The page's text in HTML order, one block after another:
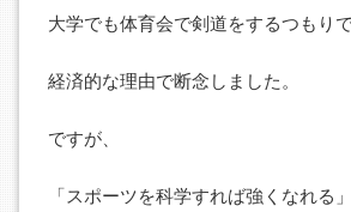
大学でも体育会で剣道をするつもり
経済的な理由で断念しました。
ですが、
「スポーツを科学すれば強くなれる」